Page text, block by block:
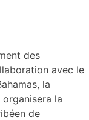
des
avec le
la
organisera la
de